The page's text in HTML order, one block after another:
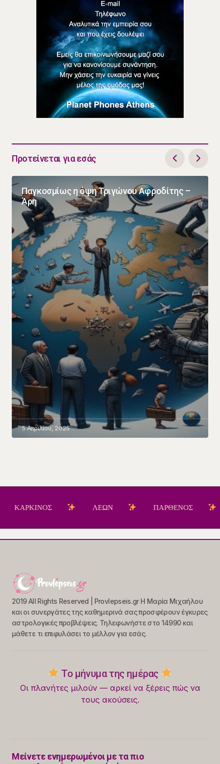
Προτείνεται για εσάς
Παγκοσμίως η όψη Τριγώνου Αφροδίτης –
Άρη
5 Απριλίου, 2025
ΛΕΩΝ ΠΑΡΘΕΝΟΣ
2019 All Rights Reserved | Provlepseis.gr Η Μαρία Μιχαήλου
και οι συνεργάτες της καθημερινά σας προσφέρουν έγκυρες
αστρολογικές προβλέψεις. Τηλεφωνήστε στο 14990 και
μάθετε τι επιφυλάσει το μέλλον για εσάς.
Το μήνυμα της ημέρας
Οι πλανήτες μιλούν — αρκεί να ξέρεις πώς να
τους ακούσεις.
Μείνετε ενημερωμένοι με τα πιο